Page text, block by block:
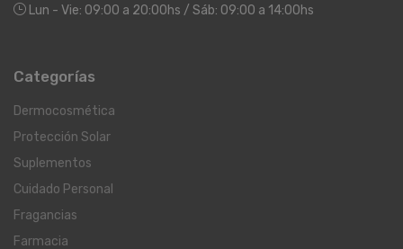
Lun - Vie: 09:00 a 20:00hs / Sáb: 09:00 a 14:00hs
Categorías
Dermocosmética
Protección Solar
Suplementos
Cuidado Personal
Fragancias
Farmacia